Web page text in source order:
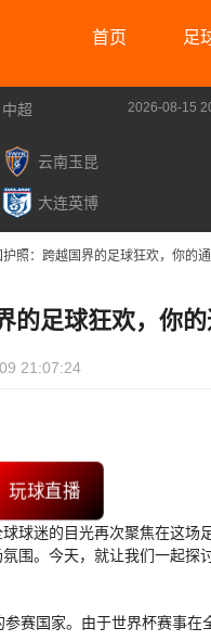
首页 足
中超 2026-08-15
云南玉昆
大连英博
照：跨越国界的足球狂欢，你的通
的足球狂欢，你的
21:07:24
玩球直播
球迷的目光再次聚焦在这
围。今天，就让我们一起探
赛国家。由于世界杯赛事